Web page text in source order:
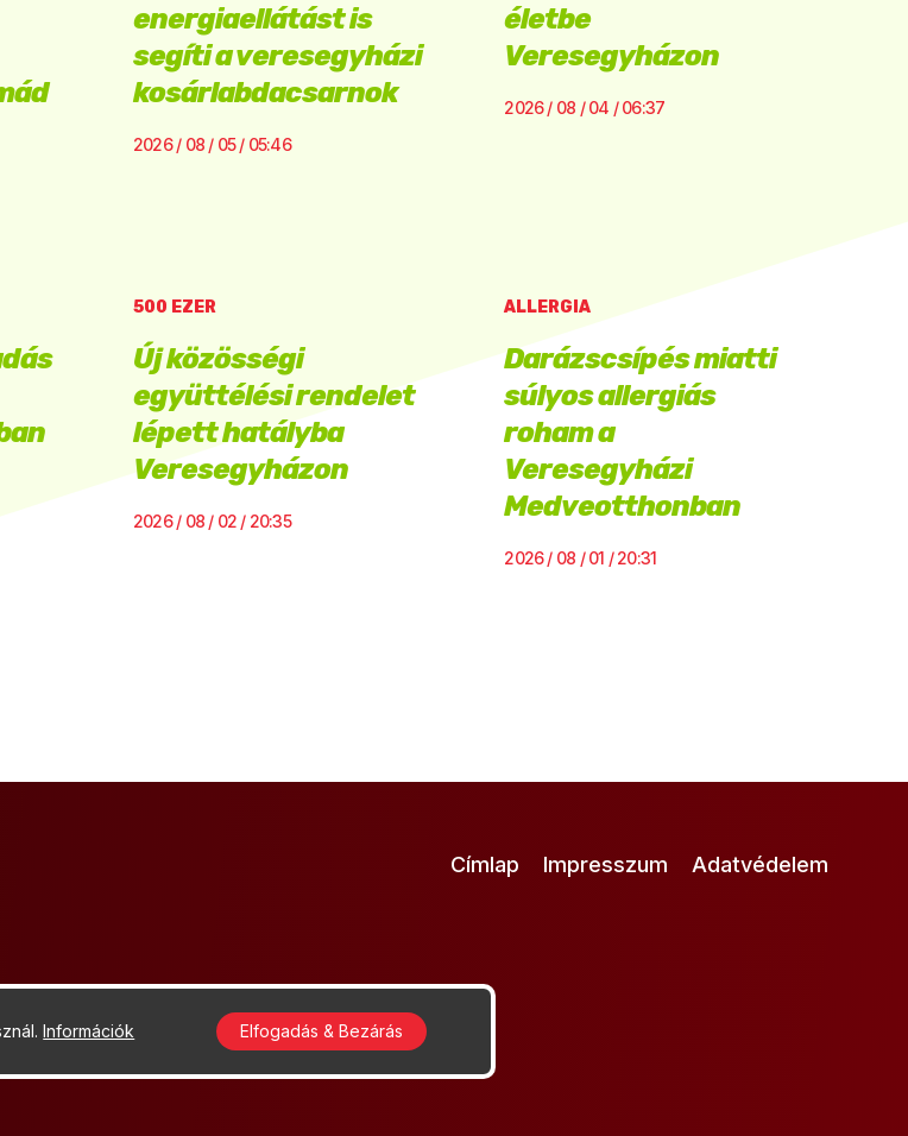
energiaellátást is
segíti a veresegyházi
kosárlabdacsarnok
2026 / 08 / 05 / 05:46
életbe
Veresegyházon
2026 / 08 / 04 / 06:37
500 EZER
Új közösségi
együttélési rendelet
lépett hatályba
Veresegyházon
2026 / 08 / 02 / 20:35
ALLERGIA
Darázscsípés miatti
súlyos allergiás
roham a
Veresegyházi
Medveotthonban
2026 / 08 / 01 / 20:31
Címlap Impresszum Adatvédelem
Információk Elfogadás & Bezárás